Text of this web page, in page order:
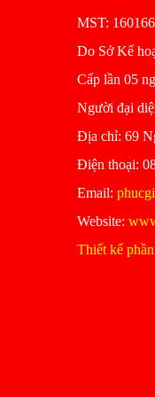
MST:
Do Sở Kế
Cấp lần 05
Người đại
Ðịa chỉ: 69
Ðiện thoại:
Email:
Website:
Thiết kế